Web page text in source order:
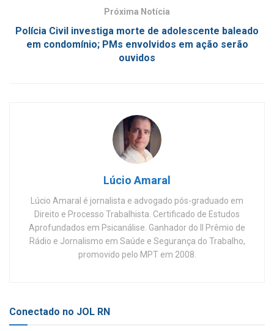
Próxima Notícia
Polícia Civil investiga morte de adolescente baleado
em condomínio; PMs envolvidos em ação serão
ouvidos
Lúcio Amaral
Lúcio Amaral é jornalista e advogado pós-graduado em
Direito e Processo Trabalhista. Certificado de Estudos
Aprofundados em Psicanálise. Ganhador do II Prêmio de
Rádio e Jornalismo em Saúde e Segurança do Trabalho,
promovido pelo MPT em 2008.
Conectado no JOL RN